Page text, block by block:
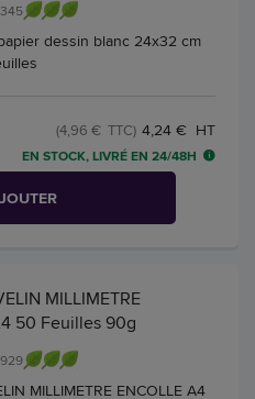
dessin blanc 24x32 cm
4,24 € HT
(4,96 € TTC)
EN STOCK, LIVRÉ EN 24/48H
MILLIMETRE
50 Feuilles 90g
MILLIMETRE ENCOLLE A4